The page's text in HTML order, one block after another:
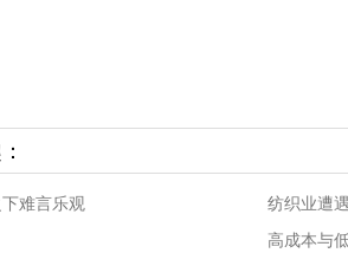
难言乐观